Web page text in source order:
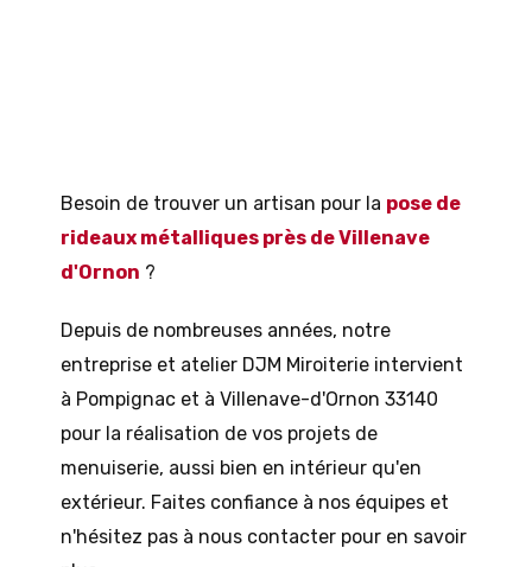
Besoin de trouver un artisan pour la pose de
rideaux métalliques près de Villenave
d'Ornon ?
Depuis de nombreuses années, notre
entreprise et atelier DJM Miroiterie intervient
à Pompignac et à Villenave-d'Ornon 33140
pour la réalisation de vos projets de
menuiserie, aussi bien en intérieur qu'en
extérieur. Faites confiance à nos équipes et
n'hésitez pas à nous contacter pour en savoir